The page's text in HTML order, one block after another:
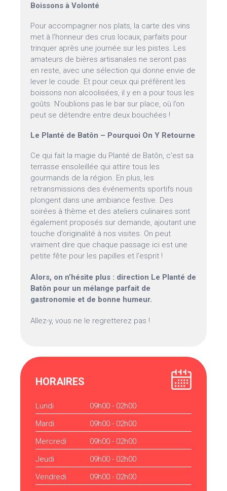
Boissons à Volonté
Pour accompagner nos plats, la carte des vins
met à l’honneur des crus locaux, parfaits pour
trinquer après une journée sur les pistes. Les
amateurs de bières artisanales ne seront pas
en reste, avec une sélection qui donne envie de
lever le coude. Et pour ceux qui préfèrent les
boissons non alcoolisées, il y en a pour tous les
goûts. N’oublions pas le bar sur place, où l’on
peut se détendre entre deux bouchées !
Le Planté de Batôn – Pourquoi On Y Retourne
Ce qui fait la magie du Planté de Batôn, c’est sa
terrasse ensoleillée qui attire tous les
gourmands de la région. En plus, les
retransmissions des événements sportifs nous
plongent dans une ambiance festive. Des
soirées à thème et des ateliers culinaires sont
également proposés sur demande, ajoutant une
touche d’originalité à nos visites. On peut
vraiment dire que chaque passage ici est une
petite fête pour les papilles et l’esprit !
Alors, on n’hésite plus : direction Le Planté de
Batôn pour un mélange parfait de
gastronomie et de bonne humeur.
Allez-y, vous ne le regretterez pas !
HORAIRES
Lundi
09h00 - 02h00
Mardi
09h00 - 02h00
Mercredi
09h00 - 02h00
Jeudi
09h00 - 02h00
Vendredi
09h00 - 02h00